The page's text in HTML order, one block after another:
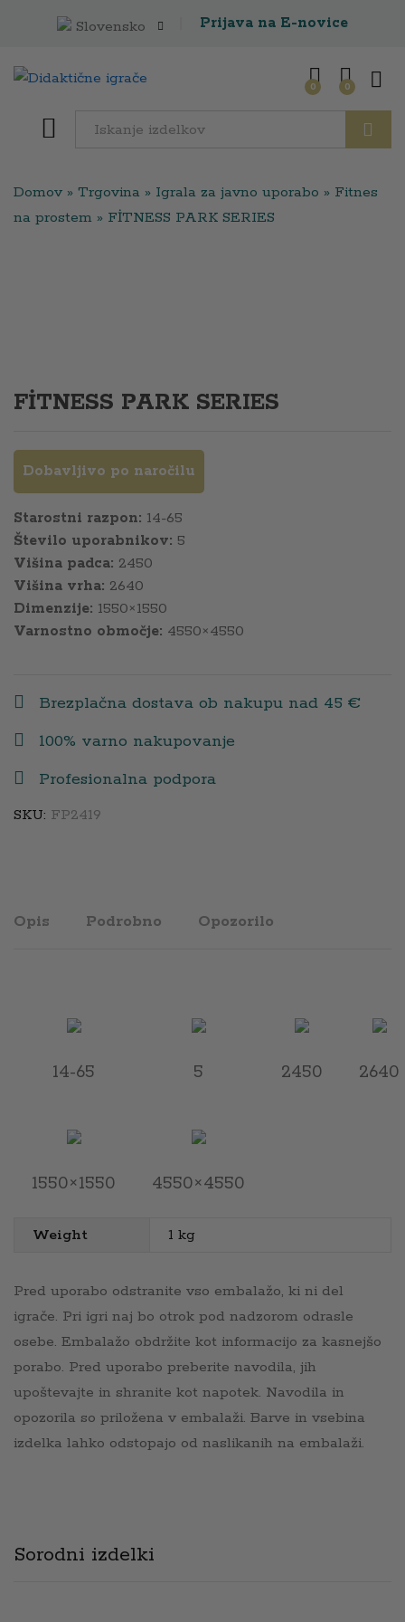
Slovensko Prijava na E-novice
0 0
Domov » Trgovina » Igrala za javno uporabo » Fitnes
na prostem » FİTNESS PARK SERIES
FİTNESS PARK SERIES
Dobavljivo po naročilu
Starostni razpon: 14-65
Število uporabnikov: 5
Višina padca: 2450
Višina vrha: 2640
Dimenzije: 1550×1550
Varnostno območje: 4550×4550
Brezplačna dostava ob nakupu nad 45 €
100% varno nakupovanje
Profesionalna podpora
SKU: FP2419
Opis Podrobno Opozorilo
14-65 5 2450 2640
1550×1550 4550×4550
Weight 1 kg
Pred uporabo odstranite vso embalažo, ki ni del
igrače. Pri igri naj bo otrok pod nadzorom odrasle
osebe. Embalažo obdržite kot informacijo za kasnejšo
porabo. Pred uporabo preberite navodila, jih
upoštevajte in shranite kot napotek. Navodila in
opozorila so priložena v embalaži. Barve in vsebina
izdelka lahko odstopajo od naslikanih na embalaži.
Sorodni izdelki